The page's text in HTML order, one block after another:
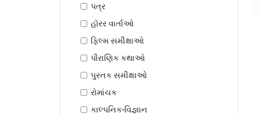
પત્ર
હૉરર વાર્તાઓ
ફિલ્મ સમીક્ષાઓ
પૌરાણિક કથાઓ
પુસ્તક સમીક્ષાઓ
રોમાંચક
કાલ્પનિક-વિજ્ઞાન